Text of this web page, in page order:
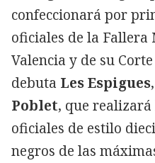
confeccionará por
oficiales de la
Valencia y de su
debuta Les Espigues
Poblet, que realizará
oficiales de estilo
negros de las